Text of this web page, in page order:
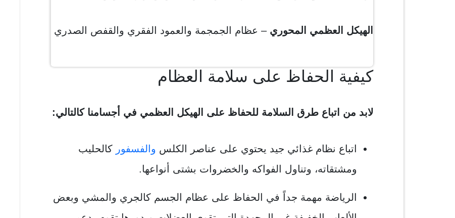
الهيكل العظمي المحوري – عظام الجمجمة والعمود الفقري والقفص الصدري
كيفية الحفاظ على سلامة العظام
لابد من اتباع طرق السلامة للحفاظ على الهيكل العظمي في أجسامنا كالتالي:
اتباع نظام غذائي جيد يحتوي على عناصر الكلس والفسفور كالحليب
ومشتقاته، وتناول الفواكه والخضروات بشتى أنواعها.
الرياضة مهمة جداً في الحفاظ على عظام الجسم كالجري والمشي وبعض